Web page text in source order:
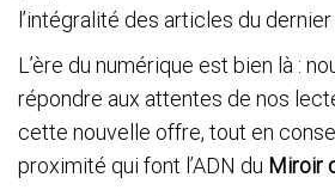
l’intégralité des articles du dernier
L’ère du numérique est bien là :
répondre aux attentes de nos
cette nouvelle offre, tout en
proximité qui font l’ADN du Miroir